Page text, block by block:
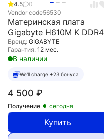
4.5
0
Vendor code56530
Материнская плата
Gigabyte H610M K DDR4
Бренд: GIGABYTE
Гарантия: 12 мес.
В наличии
We'll charge +23 бонуса
4 500 ₽
Получение сегодня
Купить